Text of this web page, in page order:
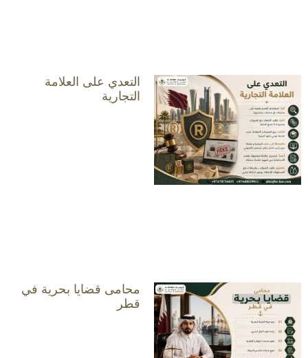
التعدي على العلامة
التجارية
محامى قضايا بحرية في
قطر